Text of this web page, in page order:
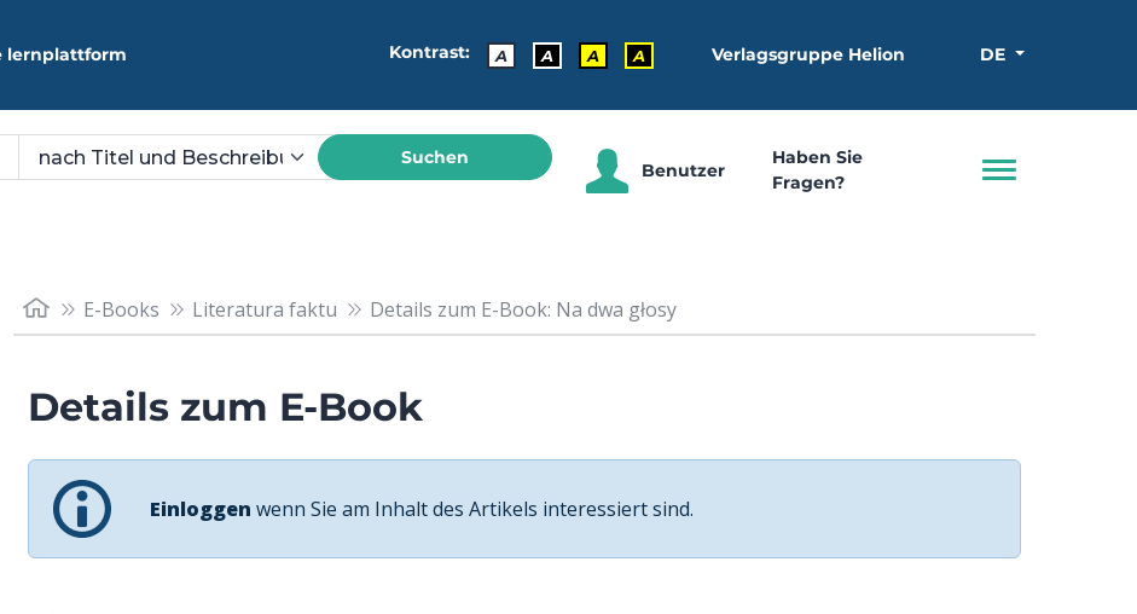
lernplattform Kontrast: A A A A Verlagsgruppe Helion DE
Suchen
Benutzer
Haben Sie
Fragen?
E-Books Literatura faktu Details zum E-Book: Na dwa głosy
Details zum E-Book
Einloggen wenn Sie am Inhalt des Artikels interessiert sind.